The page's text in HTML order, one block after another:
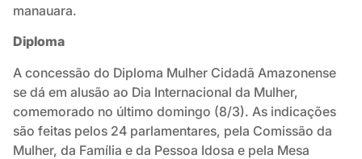
manauara.
Diploma
A concessão do Diploma Mulher Cidadã Amazonense
se dá em alusão ao Dia Internacional da Mulher,
comemorado no último domingo (8/3). As indicações
são feitas pelos 24 parlamentares, pela Comissão da
Mulher, da Família e da Pessoa Idosa e pela Mesa